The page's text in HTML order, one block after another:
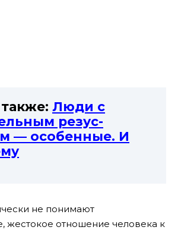
Люди с
резус-
— особенные. И
не понимают
жестокое отношение человека к